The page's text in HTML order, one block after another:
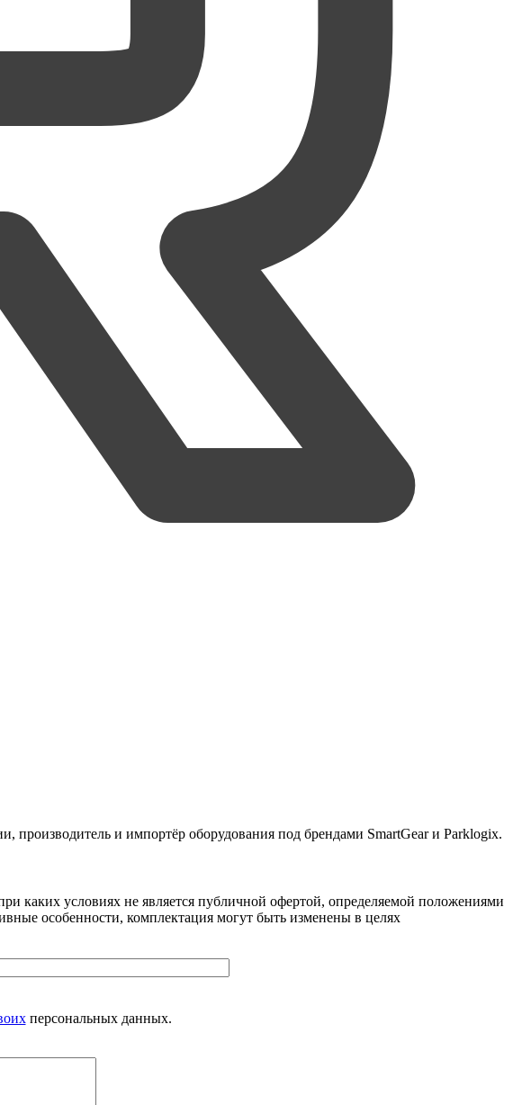
и импортёр оборудования под брендами SmartGear и Parklogix.
каких условиях не является публичной офертой, определяемой положениями
особенности, комплектация могут быть изменены в целях
персональных данных.